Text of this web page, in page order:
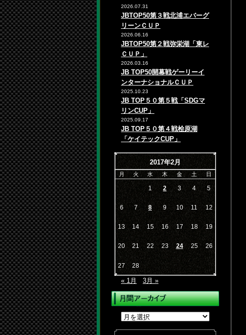
2026.07.31
JBTOP50第３戦北浦エバーグ
リーンＣＵＰ
2026.06.16
JBTOP50第２戦弥栄湖「東レ
ＣＵＰ」
2026.03.16
JB TOP50開幕戦ゲーリーイ
ンターナショナルＣＵＰ
2025.10.23
JB TOP５０第５戦「SDGマ
リンCUP」
2025.09.17
JB TOP５０第４戦桧原湖
「ケイテックCUP」
2017年2月
月 火 水 木 金 土 日
1 2 3 4 5
6 7 8 9 10 11 12
13 14 15 16 17 18 19
20 21 22 23 24 25 26
27 28
« 1月 3月 »